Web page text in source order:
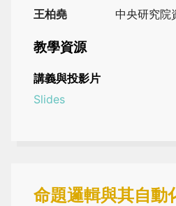
王柏堯 中央研究院
教學資源
講義與投影片
Slides
命題邏輯與其自動